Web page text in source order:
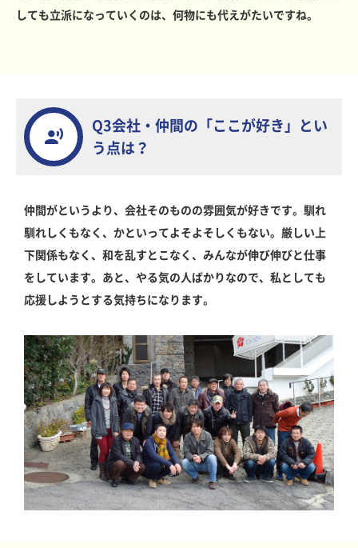
しても立派になっていくのは、何物にも代えがたいですね。
Q3会社・仲間の「ここが好き」とい
う点は？
仲間がというより、会社そのものの雰囲気が好きです。馴れ
馴れしくもなく、かといってよそよそしくもない。厳しい上
下関係もなく、和を乱すとこなく、みんなが伸び伸びと仕事
をしています。あと、やる気の人ばかりなので、私としても
応援しようとする気持ちになります。